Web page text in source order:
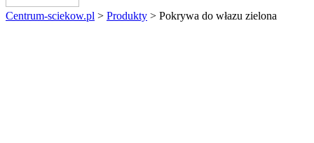
Centrum-sciekow.pl > Produkty > Pokrywa do włazu zielona